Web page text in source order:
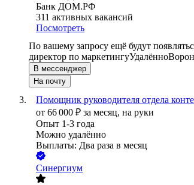
Банк ДОМ.РФ
311 активных вакансий
Посмотреть
По вашему запросу ещё будут
директор по маркетингуУдалённо
В мессенджер
На почту
Помощник руководителя отдела
от 66 000 ₽ за месяц, на руки
Опыт 1-3 года
Можно удалённо
Выплаты: Два раза в месяц
Синергиум